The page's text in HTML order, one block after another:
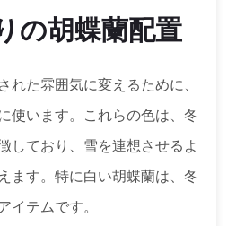
の胡蝶蘭配置
れた雰囲気に変えるために、
使います。これらの色は、冬
しており、雪を連想させるよ
ます。特に白い胡蝶蘭は、冬
イテムです。